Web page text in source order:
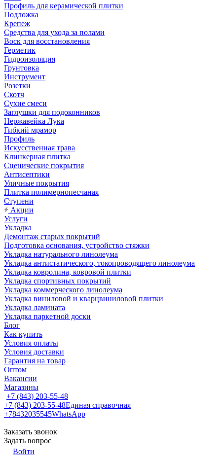
Профиль для керамической плитки
Подложка
Крепеж
Средства для ухода за полами
Воск для восстановления
Герметик
Гидроизоляция
Грунтовка
Инструмент
Розетки
Скотч
Сухие смеси
Заглушки для подоконников
Нержавейка Лука
Гибкий мрамор
Профиль
Искусственная трава
Клинкерная плитка
Сценические покрытия
Антисептики
Уличные покрытия
Плитка полимернопесчаная
Ступени
Акции
Услуги
Укладка
Демонтаж старых покрытий
Подготовка основания, устройство стяжки
Укладка натурального линолеума
Укладка антистатического, токопроводящего линолеума
Укладка ковролина, ковровой плитки
Укладка спортивных покрытий
Укладка коммерческого линолеума
Укладка виниловой и кварцвиниловой плитки
Укладка ламината
Укладка паркетной доски
Блог
Как купить
Условия оплаты
Условия доставки
Гарантия на товар
Оптом
Вакансии
Магазины
+7 (843) 203-55-48
+7 (843) 203-55-48Единая справочная
+78432035545WhatsApp
Заказать звонок
Задать вопрос
Войти